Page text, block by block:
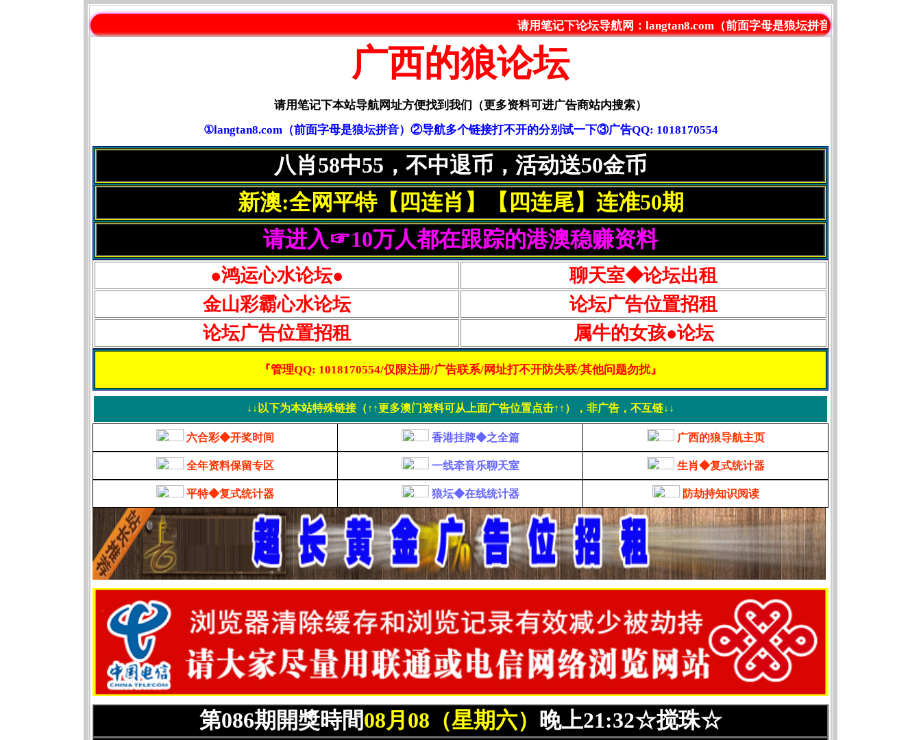
请用笔记下论坛导航网：langtan8.com（前面字母是狼坛拼音）管理QQ: 1018170554
广西的狼论坛
请用笔记下本站导航网址方便找到我们（更多资料可进广告商站内搜索）
①langtan8.com（前面字母是狼坛拼音）②导航多个链接打不开的分别试一下③广告QQ: 1018170554
八肖58中55，不中退币，活动送50金币
新澳:全网平特【四连肖】【四连尾】连准50期
请进入☞10万人都在跟踪的港澳稳赚资料
●鸿运心水论坛●
聊天室◆论坛出租
金山彩霸心水论坛
论坛广告位置招租
论坛广告位置招租
属牛的女孩●论坛
『管理QQ: 1018170554/仅限注册/广告联系/网址打不开防失联/其他问题勿扰』
↓↓以下为本站特殊链接（↑↑更多澳门资料可从上面广告位置点击↑↑），非广告，不互链↓↓
六合彩◆开奖时间 香港挂牌◆之全篇 广西的狼导航主页
全年资料保留专区 一线牵音乐聊天室 生肖◆复式统计器
平特◆复式统计器 狼坛◆在线统计器 防劫持知识阅读
第086期開獎時間08月08（星期六） 晚上21:32☆搅珠☆